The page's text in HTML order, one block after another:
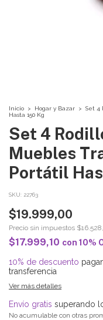
Inicio > Hogar y Bazar >
Set 4
Hasta 150 Kg
Set 4
Muebles
Portátil
SKU: 22763
$19.999,00
Precio sin impuestos
$17.999,10 con 10%
10% de descuento
transferencia
Ver más detalles
Envío gratis superando
No acumulable con otras